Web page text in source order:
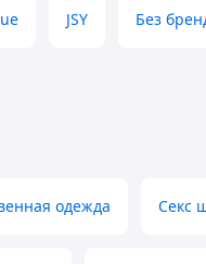
JSY Без
одежда Секс